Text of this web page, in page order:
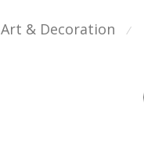
Art & Decoration ⁄